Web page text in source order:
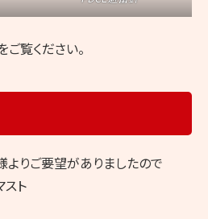
ご覧ください。
りご要望がありましたので
ト